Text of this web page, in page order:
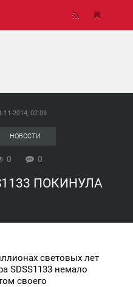
11-2014, 02:09
НОВОСТИ
0 0
ПОКИНУЛА
световых лет
SDSS1133 немало
своего